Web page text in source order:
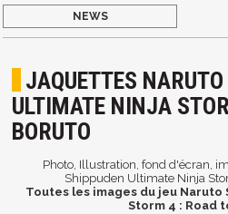
NEWS
JAQUETTES
ULTIMATE NINJA
BORUTO
Photo, Illustration, fond d'écran,
Shippuden Ultimate Ninja
Toutes les images du jeu
Storm 4 : Road